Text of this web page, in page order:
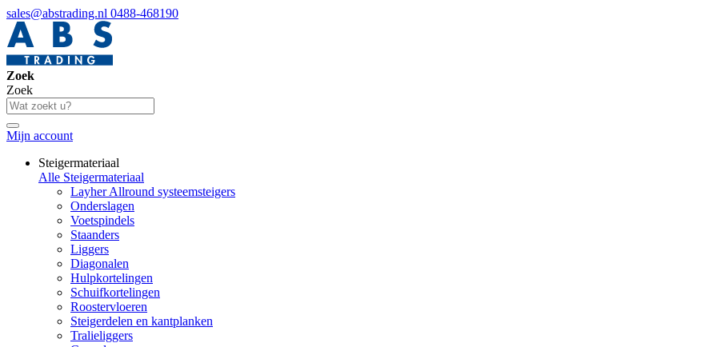
sales@abstrading.nl 0488-468190
Zoek
Zoek
Mijn account
Steigermateriaal
Alle Steigermateriaal
Layher Allround systeemsteigers
Onderslagen
Voetspindels
Staanders
Liggers
Diagonalen
Hulpkortelingen
Schuifkortelingen
Roostervloeren
Steigerdelen en kantplanken
Tralieliggers